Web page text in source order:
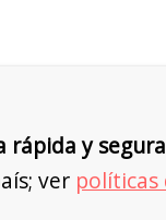
rápida y segura
ver políticas